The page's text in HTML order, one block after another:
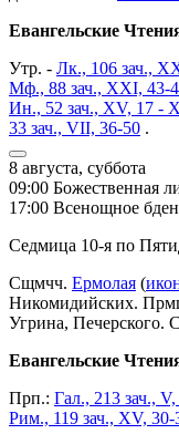
Евангельские
Утр. - Лк., 106 зач.,
Мф., 88 зач., XXI, 43-
Ин., 52 зач., XV, 17 -
33 зач., VII, 36-50 .
8 августа, суббота
09:00 Божественная
17:00 Всенощное
Седмица 10-я по
Сщмчч. Ермолая (
Никомидийских.
Угрина, Печерского.
Евангельские
Прп.: Гал., 213 зач.,
Рим., 119 зач., XV, 30-